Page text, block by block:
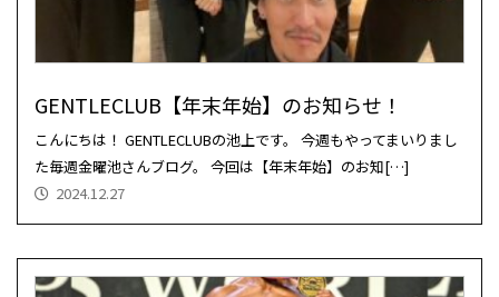
GENTLECLUB【年末年始】のお知らせ！
こんにちは！ GENTLECLUBの池上です。 今週もやってまいりまし
た毎週金曜池さんブログ。 今回は【年末年始】のお知[…]
2024.12.27